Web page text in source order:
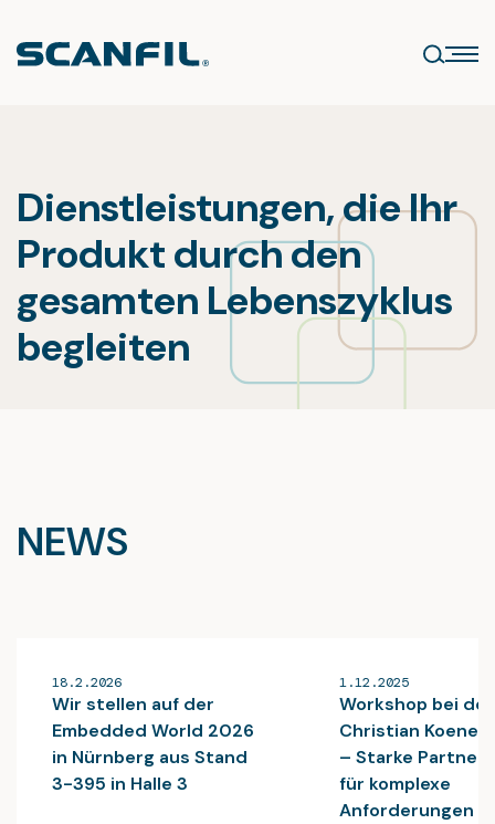
content
Dienstleistungen, die Ihr
Produkt durch den
gesamten Lebenszyklus
begleiten
NEWS
18.2.2026
Wir stellen auf der
Embedded World 2026
in Nürnberg aus Stand
3-395 in Halle 3
1.12.2025
Workshop bei der
Christian Koenen
– Starke
für komplexe
Anforderungen